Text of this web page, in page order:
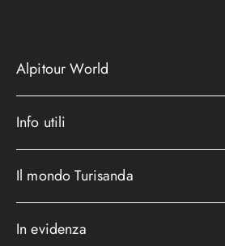
Alpitour World
AWARD
Area riservata
Convenzioni
Info utili
Metodi di pagamento
Il mondo Turisanda
In evidenza